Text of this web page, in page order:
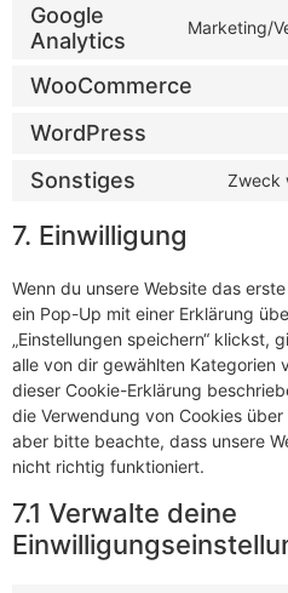
Google
Analytics
Marketing/
WooCommerce
WordPress
Sonstiges Zweck
7. Einwilligung
Wenn du unsere Website das
ein Pop-Up mit einer Erklärung
„Einstellungen speichern“ klickst,
alle von dir gewählten Kategorien
dieser Cookie-Erklärung
die Verwendung von Cookies
aber bitte beachte, dass unsere
nicht richtig funktioniert.
7.1 Verwalte deine